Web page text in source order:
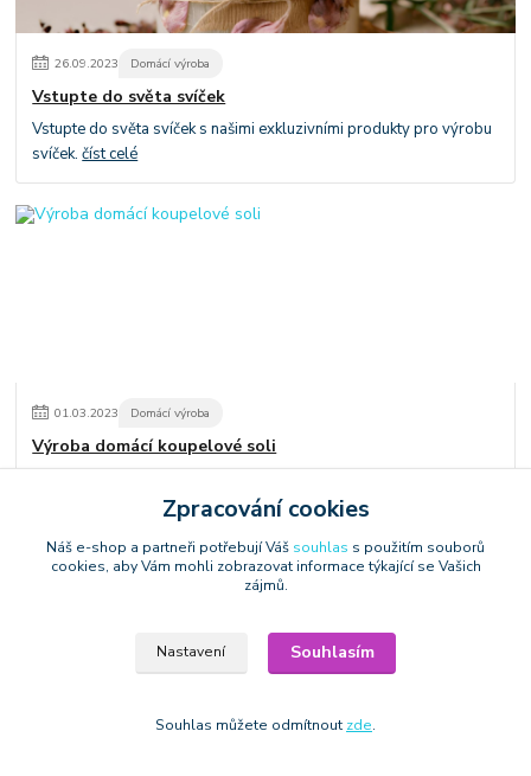
26.09.2023 Domácí výroba
Vstupte do světa svíček
Vstupte do světa svíček s našimi exkluzivními produkty pro výrobu
svíček.číst celé
01.03.2023 Domácí výroba
Výroba domácí koupelové soli
Zpracování cookies
Náš e-shop a partneři potřebují Váš souhlas s použitím souborů
cookies, aby Vám mohli zobrazovat informace týkající se Vašich
zájmů.
Nastavení Souhlasím
Souhlas můžete odmítnout zde.